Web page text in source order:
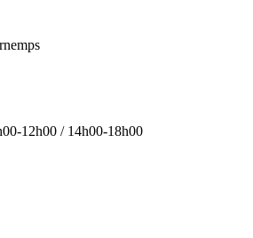
12h00 / 14h00-18h00